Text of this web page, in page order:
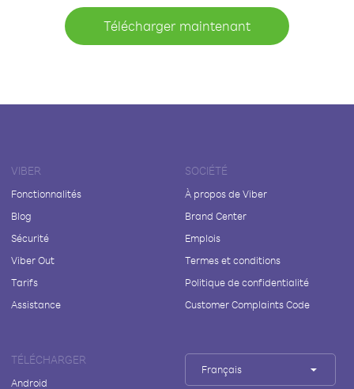
Télécharger maintenant
VIBER
Fonctionnalités
Blog
Sécurité
Viber Out
Tarifs
Assistance
SOCIÉTÉ
À propos de Viber
Brand Center
Emplois
Termes et conditions
Politique de confidentialité
Customer Complaints Code
TÉLÉCHARGER
Android
Français